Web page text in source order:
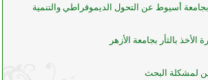
أسيوط عن التحول الديموقراطي والتنمية
بالثأر بجامعة الأزهر
لمشكلة البحث